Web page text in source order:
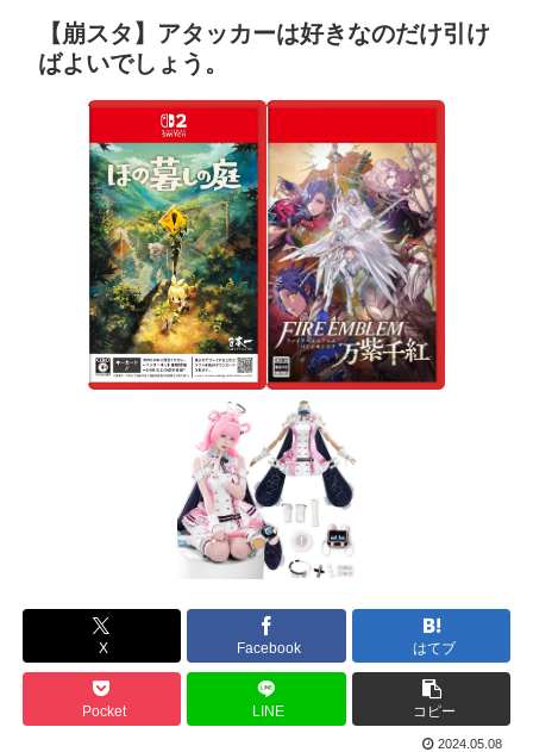
【崩スタ】アタッカーは好きなのだけ引け
ばよいでしょう。
X Facebook はてブ
Pocket LINE コピー
2024.05.08